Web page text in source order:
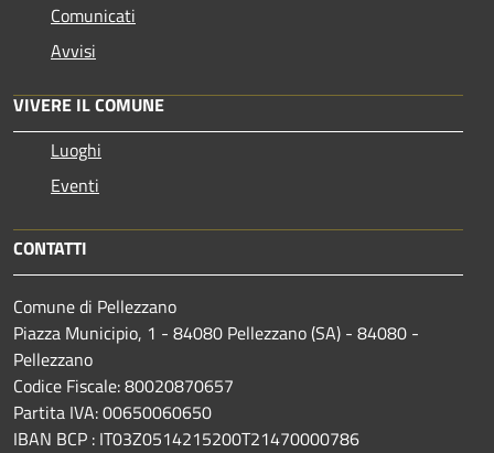
Comunicati
Avvisi
VIVERE IL COMUNE
Luoghi
Eventi
CONTATTI
Comune di Pellezzano
Piazza Municipio, 1 - 84080 Pellezzano (SA) - 84080 -
Pellezzano
Codice Fiscale: 80020870657
Partita IVA: 00650060650
IBAN BCP : IT03Z0514215200T21470000786